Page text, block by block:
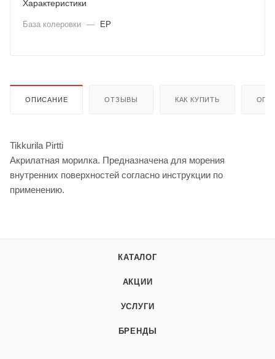
Характеристики
База колеровки — EP
ОПИСАНИЕ ОТЗЫВЫ КАК КУПИТЬ
Tikkurila Pirtti
Акрилатная морилка. Предназначена для морения
внутренних поверхностей согласно инструкции по
применению.
КАТАЛОГ
АКЦИИ
УСЛУГИ
БРЕНДЫ